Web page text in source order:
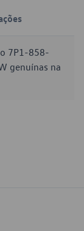
7P1-858-
genuínas na